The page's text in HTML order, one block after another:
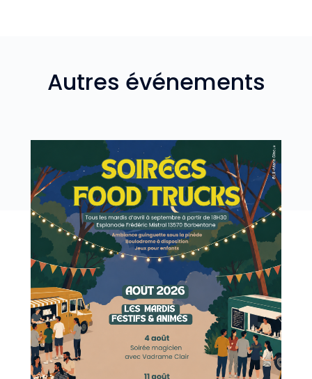
Autres événements